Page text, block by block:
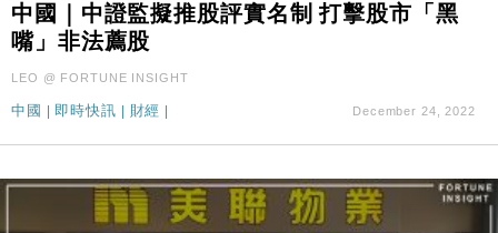
中國｜中證監擬推股評實名制 打擊股市「黑
嘴」非法薦股
LEO @ FORTUNE INSIGHT
中國 即時快訊 財經 December 24, 2022